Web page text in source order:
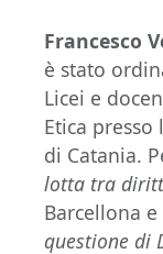
Francesco
è stato
Licei e
Etica presso
di Catania.
lotta tra
Barcellona
questione di